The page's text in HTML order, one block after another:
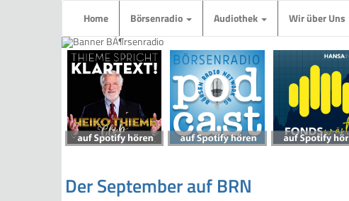
Home Börsenradio Audiothek Wir über Uns
Der September auf BRN